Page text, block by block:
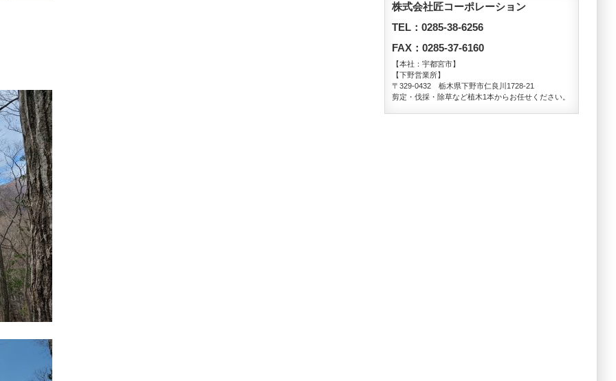
株式会社匠コーポレーション
TEL：0285-38-6256
FAX：0285-37-6160
【本社：宇都宮市】
【下野営業所】
〒329-0432 栃木県下野市仁良川1728-21
剪定・伐採・除草など植木1本からお任せください。